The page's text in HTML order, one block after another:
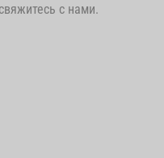
с нами.